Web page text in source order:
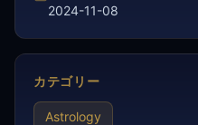
2024-11-08
カテゴリー
Astrology